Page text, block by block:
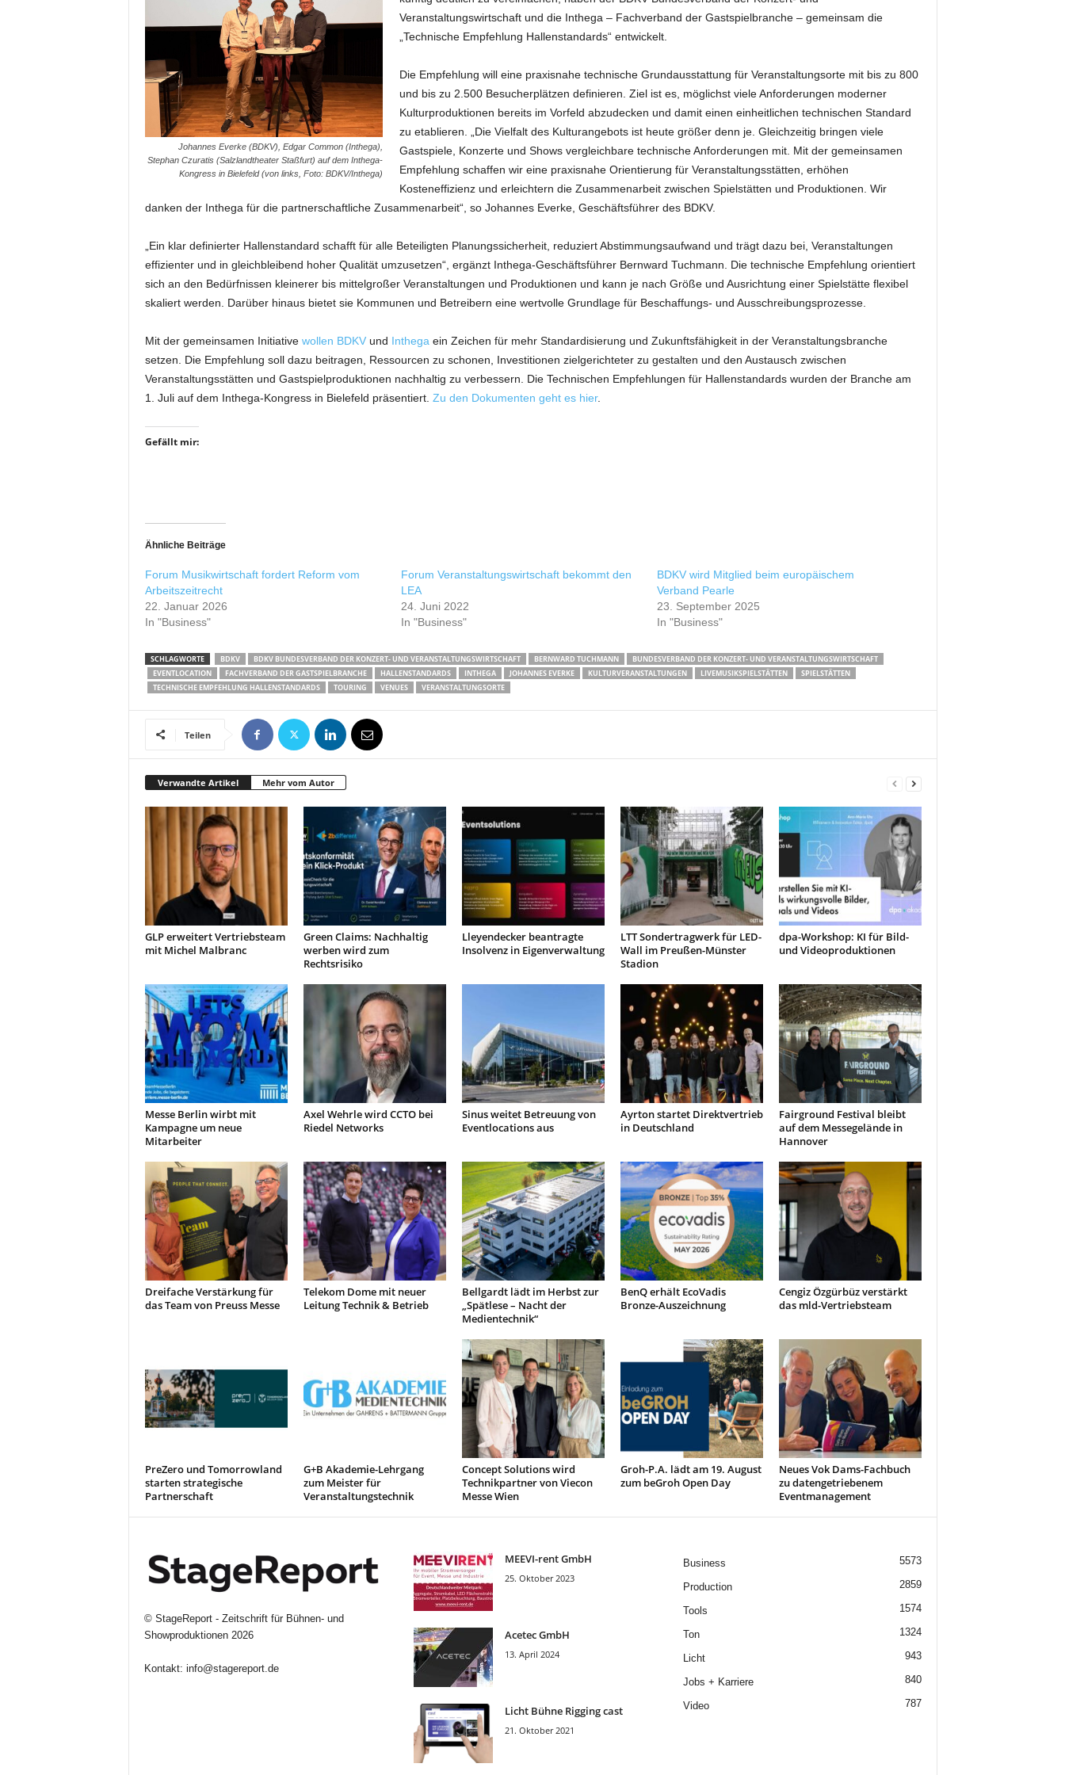
Johannes Everke (BDKV), Edgar Common (Inthega),
Stephan Czuratis (Salzlandtheater Staßfurt) auf dem Inthega-
Kongress in Bielefeld (von links, Foto: BDKV/Inthega)
Veranstaltungswirtschaft und die Inthega – Fachverband der Gastspielbranche – gemeinsam die
„Technische Empfehlung Hallenstandards“ entwickelt.
Die Empfehlung will eine praxisnahe technische Grundausstattung für Veranstaltungsorte mit bis zu 800
und bis zu 2.500 Besucherplätzen definieren. Ziel ist es, möglichst viele Anforderungen moderner
Kulturproduktionen bereits im Vorfeld abzudecken und damit einen einheitlichen technischen Standard
zu etablieren. „Die Vielfalt des Kulturangebots ist heute größer denn je. Gleichzeitig bringen viele
Gastspiele, Konzerte und Shows vergleichbare technische Anforderungen mit. Mit der gemeinsamen
Empfehlung schaffen wir eine praxisnahe Orientierung für Veranstaltungsstätten, erhöhen
Kosteneffizienz und erleichtern die Zusammenarbeit zwischen Spielstätten und Produktionen. Wir
danken der Inthega für die partnerschaftliche Zusammenarbeit“, so Johannes Everke, Geschäftsführer des BDKV.
„Ein klar definierter Hallenstandard schafft für alle Beteiligten Planungssicherheit, reduziert Abstimmungsaufwand und trägt dazu bei, Veranstaltungen
effizienter und in gleichbleibend hoher Qualität umzusetzen“, ergänzt Inthega-Geschäftsführer Bernward Tuchmann. Die technische Empfehlung orientiert
sich an den Bedürfnissen kleinerer bis mittelgroßer Veranstaltungen und Produktionen und kann je nach Größe und Ausrichtung einer Spielstätte flexibel
skaliert werden. Darüber hinaus bietet sie Kommunen und Betreibern eine wertvolle Grundlage für Beschaffungs- und Ausschreibungsprozesse.
Mit der gemeinsamen Initiativewollen BDKVund Inthega ein Zeichen für mehr Standardisierung und Zukunftsfähigkeit in der Veranstaltungsbranche
setzen. Die Empfehlung soll dazu beitragen, Ressourcen zu schonen, Investitionen zielgerichteter zu gestalten und den Austausch zwischen
Veranstaltungsstätten und Gastspielproduktionen nachhaltig zu verbessern. Die Technischen Empfehlungen für Hallenstandards wurden der Branche am
1. Juli auf dem Inthega-Kongress in Bielefeld präsentiert. Zu den Dokumenten geht es hier.
Gefällt mir:
Ähnliche Beiträge
Forum Musikwirtschaft fordert Reform vom
Arbeitszeitrecht
22. Januar 2026
In "Business"
Forum Veranstaltungswirtschaft bekommt den
LEA
24. Juni 2022
In "Business"
BDKV wird Mitglied beim europäischem
Verband Pearle
23. September 2025
In "Business"
SCHLAGWORTE BDKV BDKV BUNDESVERBAND DER KONZERT- UND VERANSTALTUNGSWIRTSCHAFT BERNWARD TUCHMANN
BUNDESVERBAND DER KONZERT- UND VERANSTALTUNGSWIRTSCHAFT
EVENTLOCATION
FACHVERBAND DER GASTSPIELBRANCHE HALLENSTANDARDS INTHEGA JOHANNES EVERKE KULTURVERANSTALTUNGEN LIVEMUSIKSPIELSTÄTTEN
SPIELSTÄTTEN
TECHNISCHE EMPFEHLUNG HALLENSTANDARDS
TOURING VENUES VERANSTALTUNGSORTE
Teilen
Verwandte Artikel Mehr vom Autor
GLP erweitert Vertriebsteam
mit Michel Malbranc
Green Claims: Nachhaltig
werben wird zum
Rechtsrisiko
Lleyendecker beantragte
Insolvenz in Eigenverwaltung
LTT Sondertragwerk für LED-
Wall im Preußen-Münster
Stadion
dpa-Workshop: KI für Bild-
und Videoproduktionen
Messe Berlin wirbt mit
Kampagne um neue
Mitarbeiter
Axel Wehrle wird CCTO bei
Riedel Networks
Sinus weitet Betreuung von
Eventlocations aus
Ayrton startet Direktvertrieb
in Deutschland
Fairground Festival bleibt
auf dem Messegelände in
Hannover
Dreifache Verstärkung für
das Team von Preuss Messe
Telekom Dome mit neuer
Leitung Technik & Betrieb
Bellgardt lädt im Herbst zur
„Spätlese – Nacht der
Medientechnik“
BenQ erhält EcoVadis
Bronze-Auszeichnung
Cengiz Özgürbüz verstärkt
das mld-Vertriebsteam
PreZero und Tomorrowland
starten strategische
Partnerschaft
G+B Akademie-Lehrgang
zum Meister für
Veranstaltungstechnik
Concept Solutions wird
Technikpartner von Viecon
Messe Wien
Groh-P.A. lädt am 19. August
zum beGroh Open Day
Neues Vok Dams-Fachbuch
zu datengetriebenem
Eventmanagement
© StageReport - Zeitschrift für Bühnen- und
Showproduktionen2026
Kontakt: info@stagereport.de
MEEVI-rent GmbH
25. Oktober 2023
Acetec GmbH
13. April 2024
Licht Bühne Rigging cast
21. Oktober 2021
Business 5573
Production 2859
Tools 1574
Ton 1324
Licht 943
Jobs + Karriere 840
Video 787